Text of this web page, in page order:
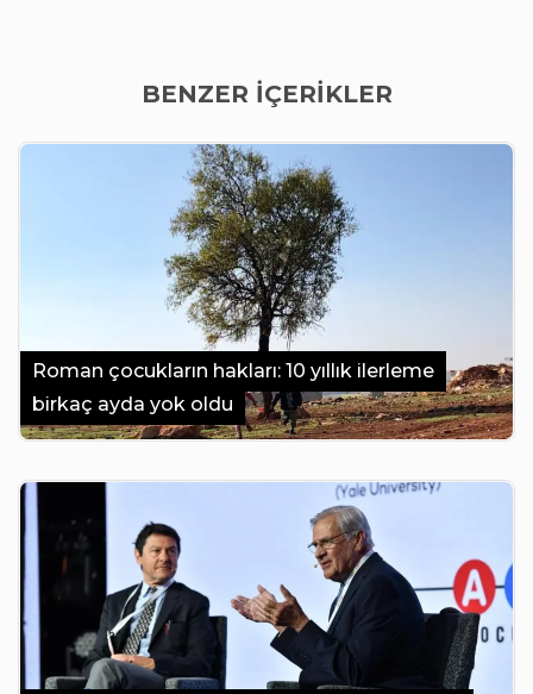
BENZER İÇERİKLER
Roman çocukların hakları: 10 yıllık ilerleme
birkaç ayda yok oldu